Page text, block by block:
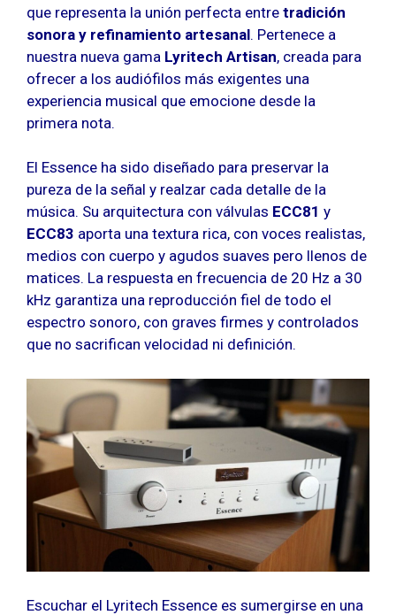
que representa la unión perfecta entre tradición
sonora y refinamiento artesanal. Pertenece a
nuestra nueva gama Lyritech Artisan, creada para
ofrecer a los audiófilos más exigentes una
experiencia musical que emocione desde la
primera nota.
El Essence ha sido diseñado para preservar la
pureza de la señal y realzar cada detalle de la
música. Su arquitectura con válvulas ECC81 y
ECC83 aporta una textura rica, con voces realistas,
medios con cuerpo y agudos suaves pero llenos de
matices. La respuesta en frecuencia de 20 Hz a 30
kHz garantiza una reproducción fiel de todo el
espectro sonoro, con graves firmes y controlados
que no sacrifican velocidad ni definición.
Escuchar el Lyritech Essence es sumergirse en una